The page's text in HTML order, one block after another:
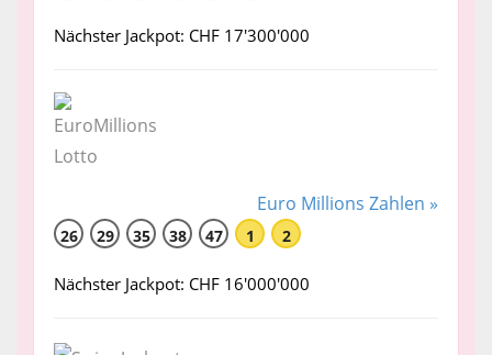
Nächster Jackpot: CHF 17'300'000
Euro Millions Zahlen »
26 29 35 38 47 1 2
Nächster Jackpot: CHF 16'000'000